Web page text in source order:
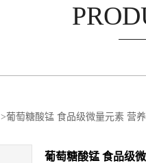
>葡萄糖酸锰 食品级微量元素 营
葡萄糖酸锰 食品级